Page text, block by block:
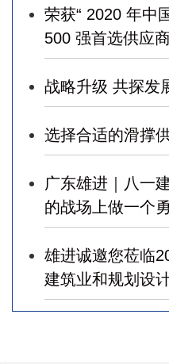
荣获“ 2020 年中
500 强首选供应
战略升级 共探发
选择合适的滑撑
广东雄进｜八一
的战场上做一个
福！
雄进诚邀您莅临
建筑业和规划设